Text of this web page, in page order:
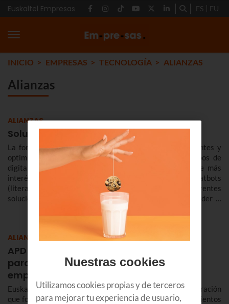
Euskaltel Empresas ES EU
INICIO EMPRESAS TECNOLOGÍA ALIANZAS
Alianzas
ALIANZAS
Soluciones de chatbot para empresas
La forma en que las empresas interactuáis con los clientes y
optimizáis vuestras operaciones ha cambiado en tiempos de
digitalización. Y una de las tendencias tecnológicas que más
interés suscita en la actualidad son los llamados chatbots
(literalmente, chat robot). En Euskaltel os ofrecemos diferentes
soluciones de chatbots o callbots que podrán responder a
ALIANZAS
APD Norte y Euskaltel: apuesta conjunta
para impulsar la digitalización de las
empresas
Euskaltel y APD Norte renovamos un acuerdo de colaboración
que fomenta el intercambio y la actualización de conocimientos
Nuestras cookies
Utilizamos cookies propias y de terceros
para mejorar tu experiencia de usuario,